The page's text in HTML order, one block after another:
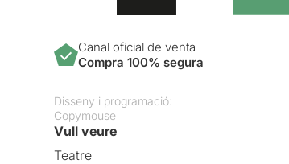
Canal oficial de venta
Compra 100% segura
Disseny i programació:
Copymouse
Vull veure
Teatre